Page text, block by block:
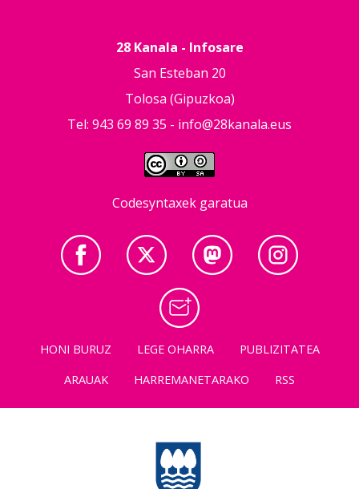
28 Kanala - Infosare
San Esteban 20
Tolosa (Gipuzkoa)
Tel: 943 69 89 35 - info@28kanala.eus
Codesyntaxek garatua
HONI BURUZ LEGE OHARRA
PUBLIZITATEA
ARAUAK
HARREMANETARAKO RSS